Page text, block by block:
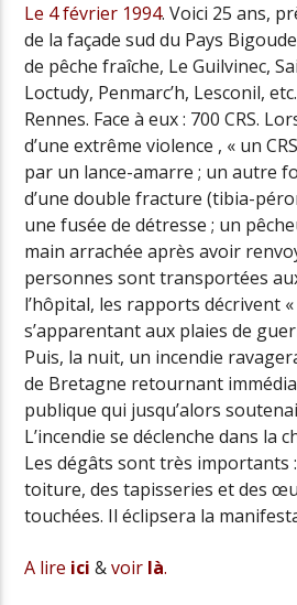
Le 4 février 1994. Voici 25 ans,
de la façade sud du Pays
de pêche fraîche, Le Guilvinec,
Loctudy, Penmarc’h, Lesconil,
Rennes. Face à eux : 700 CRS.
d’une extrême violence , « un
par un lance-amarre ; un autre
d’une double fracture (tibia-
une fusée de détresse ; un
main arrachée après avoir
personnes sont transportées
l’hôpital, les rapports décrivent
s’apparentant aux plaies de
Puis, la nuit, un incendie
de Bretagne retournant
publique qui jusqu’alors
L’incendie se déclenche dans la
Les dégâts sont très importants
toiture, des tapisseries et des
touchées. Il éclipsera la
A lire ici &voir là.